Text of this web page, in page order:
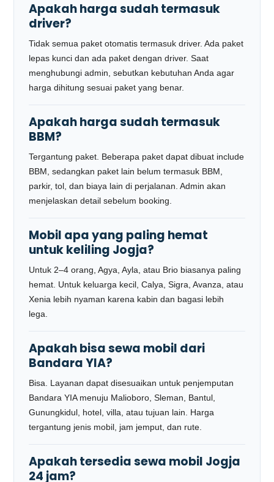
Apakah harga sudah termasuk
driver?
Tidak semua paket otomatis termasuk driver. Ada paket
lepas kunci dan ada paket dengan driver. Saat
menghubungi admin, sebutkan kebutuhan Anda agar
harga dihitung sesuai paket yang benar.
Apakah harga sudah termasuk
BBM?
Tergantung paket. Beberapa paket dapat dibuat include
BBM, sedangkan paket lain belum termasuk BBM,
parkir, tol, dan biaya lain di perjalanan. Admin akan
menjelaskan detail sebelum booking.
Mobil apa yang paling hemat
untuk keliling Jogja?
Untuk 2–4 orang, Agya, Ayla, atau Brio biasanya paling
hemat. Untuk keluarga kecil, Calya, Sigra, Avanza, atau
Xenia lebih nyaman karena kabin dan bagasi lebih
lega.
Apakah bisa sewa mobil dari
Bandara YIA?
Bisa. Layanan dapat disesuaikan untuk penjemputan
Bandara YIA menuju Malioboro, Sleman, Bantul,
Gunungkidul, hotel, villa, atau tujuan lain. Harga
tergantung jenis mobil, jam jemput, dan rute.
Apakah tersedia sewa mobil Jogja
24 jam?